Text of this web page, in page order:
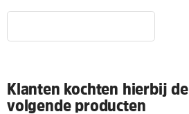
Klanten kochten hierbij de
volgende producten